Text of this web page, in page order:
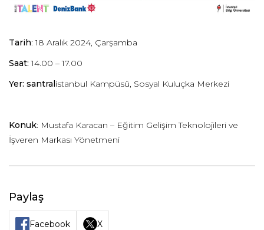
Tarih: 18 Aralık 2024, Çarşamba
Saat: 14.00 – 17.00
Yer: santralistanbul Kampüsü, Sosyal Kuluçka Merkezi
Konuk: Mustafa Karacan – Eğitim Gelişim Teknolojileri ve
İşveren Markası Yönetmeni
Paylaş
Facebook X